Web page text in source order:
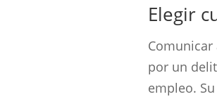
Elegir
por un
empleo.